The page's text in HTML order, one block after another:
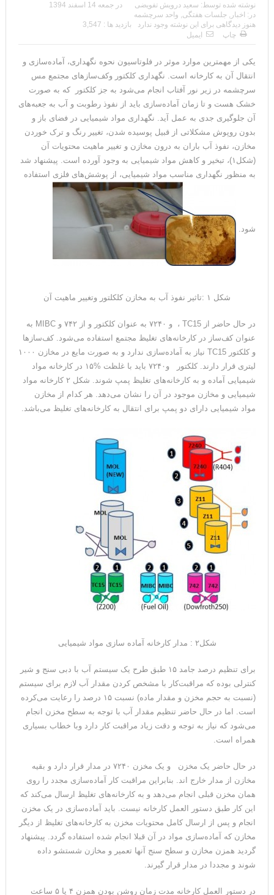
نوشته شده توسط: سعید درویش تفویضی در جمعه 14 اسفند 1394
در: اخبار , جلسات هفتگی, واحد سرچشمه
هنوز دیدگاهی برای این نوشته وجود ندارد
بازدید ها : 3,547
چاپ
ایمیل
یکی از مهمترین موارد موثر در فلوتاسیون نحوه نگهداری، آماده‌سازی و
انتقال آن به کارخانه است. نگهداری کلکتور وکف‌سازهای مجتمع مس
سرچشمه در زیر نور آفتاب انجام می‌شود به جز کلکتور که به صورت
خشک هست و تا زمان آماده‌سازی باید از نفوذ رطوبت و آب به جعبه‌های
آن جلوگیری جدی به عمل آید. نگهداری مواد شیمیایی در فضای باز و
بدون روپوش مشکلاتی از قبیل پوسیده شدن، تغییر رنگ و ترک خوردن
مخازن، نفوذ آب باران به درون مخازن و تغییر ماهیت محتویات آن
(شکل۱)، تبخیر و کاهش مواد شیمیایی به وجود آورده است. پیشنهاد شد
به منظور نگهداری مناسب مواد شیمیایی، از پوشش‌های فلزی استفاده
شود.
شکل ۱ :تاثیر نفوذ آب به مخازن کلکلتور وتغییر ماهیت آن
در حال حاضر از TC15 ، و ۷۲۴۰ به عنوان کلکتور و از ۷۴۲ و MIBC به
عنوان کف‌ساز در کارخانه‌های تغلیظ مجتمع استفاده می‌شود. کف‌سازها
و کلکتور TC15 نیاز به آماده‌سازی ندارد و به صورت مایع در مخازن ۱۰۰۰
لیتری قرار دارند. کلکتور و۷۲۴۰ باید با غلظت %۱۵ در کارخانه مواد
شیمیایی آماده و به کارخانه‌های تغلیظ پمپ شوند. شکل ۲ کارخانه مواد
شیمیایی و مخازن موجود در آن را نشان می‌دهد. هر کدام از مخازن
مواد شیمیایی دارای دو پمپ برای انتقال به کارخانه‌های تغلیظ می‌باشد.
شکل۲ : مدار کارخانه آماده سازی مواد شیمیایی
برای تنظیم درصد جامد ۱۵ طبق طرح یک سیستم آب با دبی سنج و شیر
کنترلی بوده که مراقبت‌کار با مشخص کردن مقدار آب لازم برای سیستم
(نسبت به حجم مخزن و مقدار ماده) نسبت ۱۵ درصد را رعایت می‌کرده
است. اما در حال حاضر تنظیم مقدار آب با توجه به سطح مخزن انجام
می‌شود که نیاز به توجه و دقت زیاد مراقبت کار دارد وبا خطاب بسیاری
همراه است.
در حال حاضر یک مخزن و یک مخزن ۷۲۴۰ در مدار قرار دارد و بقیه
مخازن از مدار خارج اند. بنابراین مراقبت کار آماده‌سازی مجدد را روی
همان مخزن قبلی انجام می‌دهد و به کارخانه‌های تغلیظ ارسال می‌کند که
این کار طبق دستور العمل کارخانه نیست. باید آماده‌سازی در یک مخزن
انجام و پس از ارسال کامل محتویات مخزن به کارخانه‌های تغلیظ از دیگر
مخازن که آماده‌سازی مواد در آن قبلا انجام شده استفاده گردد. پیشنهاد
گردید همزن مخازن و سطح سنج آنها تعمیر و مخازن شستشو داده
شوند و مجددا در مدار قرار گیرند.
در دستور العمل کارخانه مدت زمان روشن بودن همزن ۴ یا ۵ ساعت